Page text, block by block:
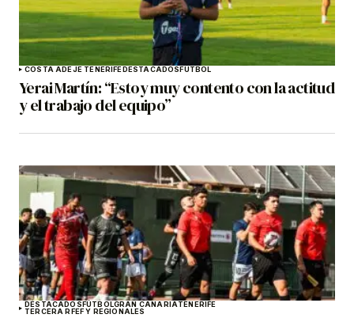
COSTA ADEJE TENERIFEDESTACADOSFÚTBOL
Yerai Martín: “Estoy muy contento con la actitud
y el trabajo del equipo”
DESTACADOSFÚTBOLGRAN CANARIATENERIFE
TERCERA RFEF Y REGIONALES